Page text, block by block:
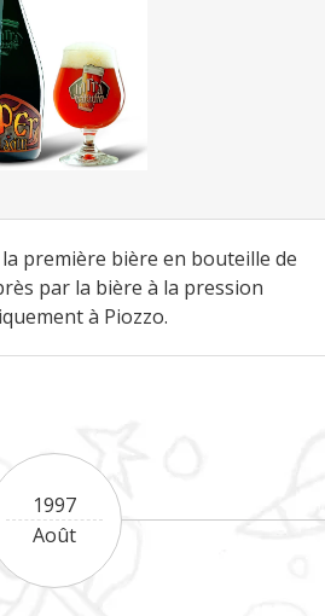
première bière en bouteille de
par la bière à la pression
à Piozzo.
1997
Août